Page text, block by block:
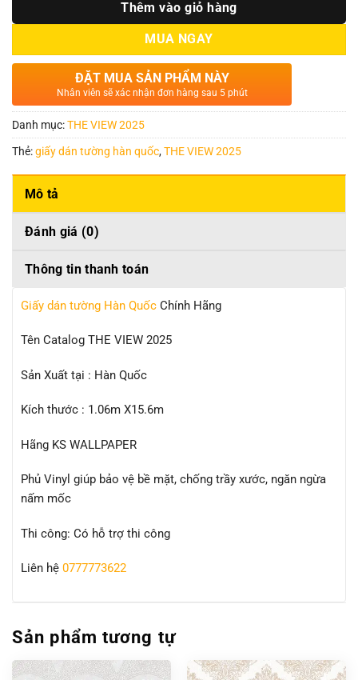
Thêm vào giỏ hàng
MUA NGAY
ĐẶT MUA SẢN PHẨM NÀY
Nhân viên sẽ xác nhận đơn hàng sau 5 phút
Danh mục:THE VIEW 2025
Thẻ:giấy dán tường hàn quốc,THE VIEW 2025
Mô tả
Đánh giá (0)
Thông tin thanh toán
Giấy dán tường Hàn Quốc Chính Hãng
Tên Catalog THE VIEW 2025
Sản Xuất tại : Hàn Quốc
Kích thước : 1.06m X15.6m
Hãng KS WALLPAPER
Phủ Vinyl giúp bảo vệ bề mặt, chống trầy xước, ngăn ngừa
nấm mốc
Thi công: Có hỗ trợ thi công
Liên hệ 0777773622
Sản phẩm tương tự